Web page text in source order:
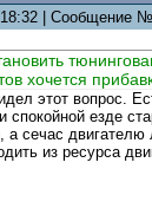
18:32 | Сообщение №
хочется
этот вопрос.
спокойной езде
сечас
из ресурса